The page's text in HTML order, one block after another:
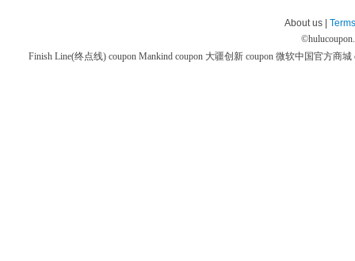
About us |
©
Finish Line(终点线) coupon Mankind coupon 大疆创新 coupon 微软中国官方商城